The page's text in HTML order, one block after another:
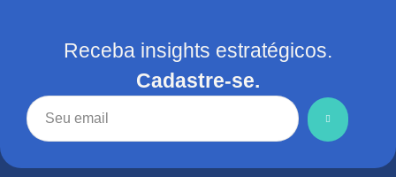
Receba insights estratégicos.
Cadastre-se.